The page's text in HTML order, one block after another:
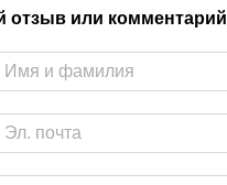
отзыв или комментарий